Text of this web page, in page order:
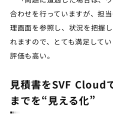
合わせを行っていますが、担
理画面を参照し、状況を把握
れますので、とても満足して
評価も高い。
見積書をSVF Cloud
までを“見える化”